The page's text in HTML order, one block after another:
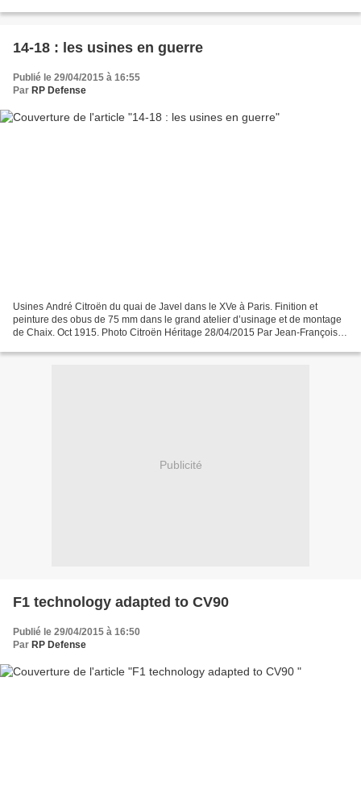
14-18 : les usines en guerre
Publié le 29/04/2015 à 16:55
Par RP Defense
Usines André Citroën du quai de Javel dans le XVe à Paris. Finition et
peinture des obus de 75 mm dans le grand atelier d’usinage et de montage
de Chaix. Oct 1915. Photo Citroën Héritage 28/04/2015 Par Jean-François
Publicité
F1 technology adapted to CV90
Publié le 29/04/2015 à 16:50
Par RP Defense